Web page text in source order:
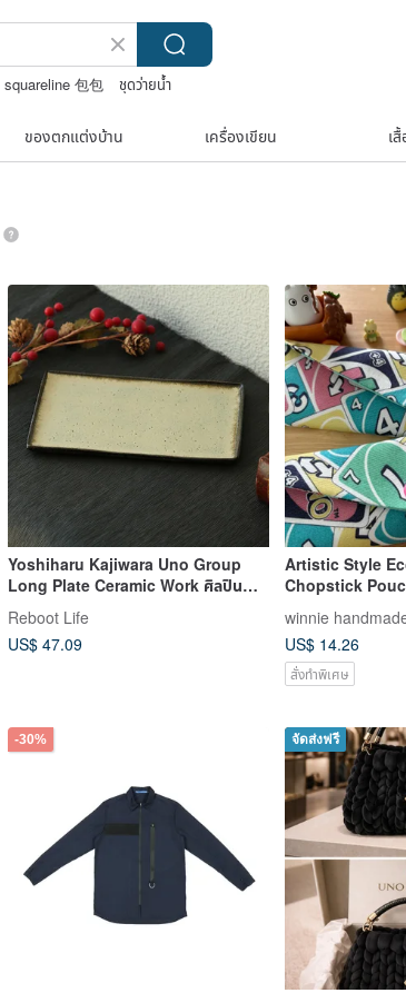
squareline 包包
ชุดว่ายน้ำ
ของตกแต่งบ้าน เครื่องเขียน เ
Yoshiharu Kajiwara Uno Group
Long Plate Ceramic Work ศิลปิน
Reboot Life
US$ 47.09
Artistic Style
Chopstick
Linen Soft Pink
winnie
US$ 14.26
สั่งทำพิเศษ
-30% จัดส่งฟรี